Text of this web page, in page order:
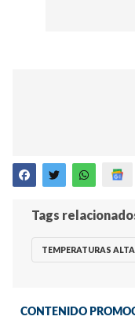
Tags
TEMPERATURAS